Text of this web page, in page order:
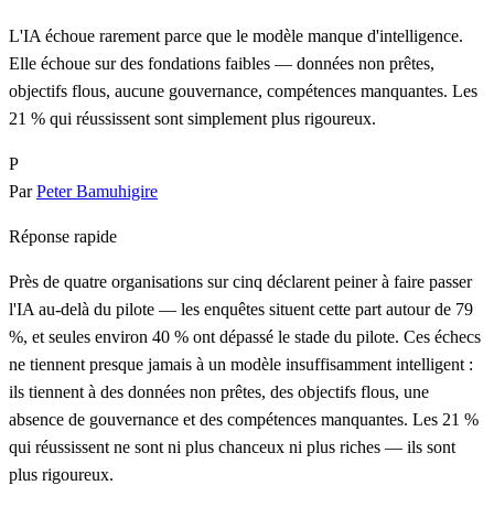
L'IA échoue rarement parce que le modèle manque d'intelligence.
Elle échoue sur des fondations faibles — données non prêtes,
objectifs flous, aucune gouvernance, compétences manquantes. Les
21 % qui réussissent sont simplement plus rigoureux.
P
ParPeter Bamuhigire
Réponse rapide
Près de quatre organisations sur cinq déclarent peiner à faire passer
l'IA au-delà du pilote — les enquêtes situent cette part autour de 79
%, et seules environ 40 % ont dépassé le stade du pilote. Ces échecs
ne tiennent presque jamais à un modèle insuffisamment intelligent :
ils tiennent à des données non prêtes, des objectifs flous, une
absence de gouvernance et des compétences manquantes. Les 21 %
qui réussissent ne sont ni plus chanceux ni plus riches — ils sont
plus rigoureux.